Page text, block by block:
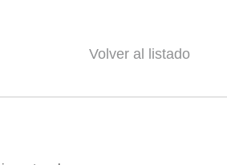
Volver al listado